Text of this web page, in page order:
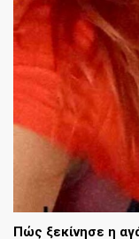
Πώς ξεκίνησε η